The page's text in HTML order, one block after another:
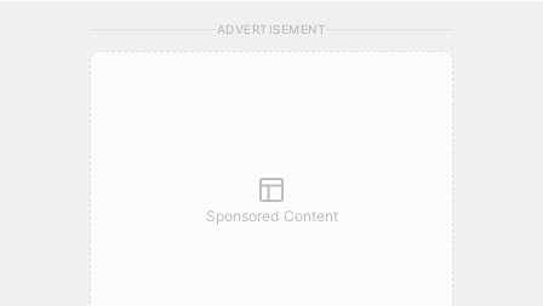
ADVERTISEMENT
Sponsored Content